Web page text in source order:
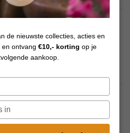
de nieuwste collecties, acties en
en ontvang €10,- korting op je
aankoop.
00137 Trollbeads Vlinderkus
SIERADEN
20445 Trollbeads
aanraking (Special